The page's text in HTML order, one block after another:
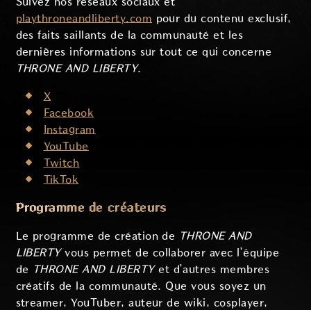
playthroneandliberty.com pour du contenu exclusif,
des faits saillants de la communauté et les
dernières informations sur tout ce qui concerne
THRONE AND LIBERTY.
X
Facebook
Instagram
YouTube
Twitch
TikTok
Programme de créateurs
Le programme de création de THRONE AND
LIBERTYvous permet de collaborer avec l’équipe
de THRONE AND LIBERTYet d’autres membres
créatifs de la communauté. Que vous soyez un
streamer, YouTuber, auteur de wiki, cosplayer,